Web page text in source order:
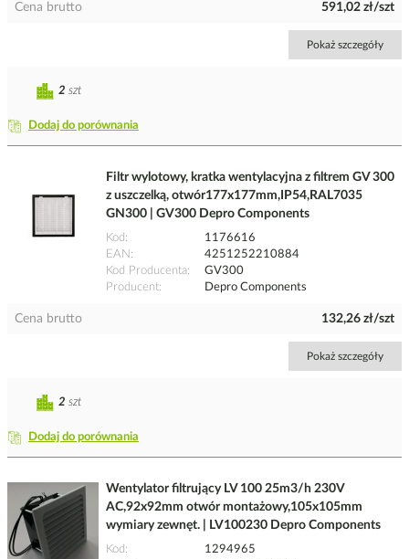
Cena brutto 591,02 zł/szt
Pokaż szczegóły
Dodaj do porównania
2 szt
Filtr wylotowy, kratka wentylacyjna z filtrem GV 300
z uszczelką, otwór177x177mm,IP54,RAL7035
GN300 | GV300 Depro Components
Kod
1176616
EAN
4251252210884
Kod Producenta
GV300
Producent
Depro Components
Cena brutto 132,26 zł/szt
Pokaż szczegóły
Dodaj do porównania
2 szt
Wentylator filtrujący LV 100 25m3/h 230V
AC,92x92mm otwór montażowy,105x105mm
wymiary zewnęt. | LV100230 Depro Components
Kod
1294965